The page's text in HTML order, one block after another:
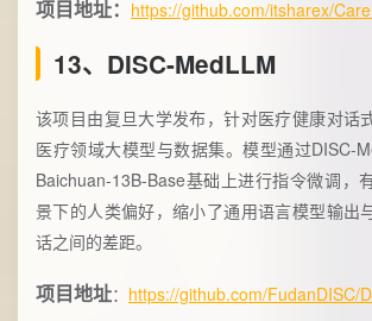
项目地址： https://github.com/itsharex/
13、DISC-MedLLM
该项目由复旦大学发布，针对医疗健康对话
医疗领域大模型与数据集。模型通过DISC-
Baichuan-13B-Base基础上进行指令微调，
景下的人类偏好，缩小了通用语言模型输出
话之间的差距。
项目地址： https://github.com/FudanDISC/